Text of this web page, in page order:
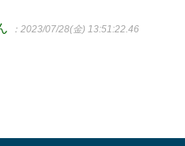
：2023/07/28(金) 13:51:22.46